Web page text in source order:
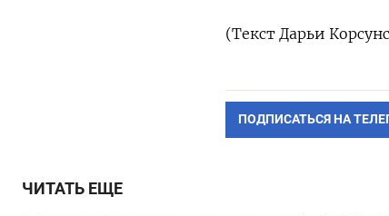
(Текст Дарьи
ПОДПИСАТЬСЯ НА
ЧИТАТЬ ЕЩЕ